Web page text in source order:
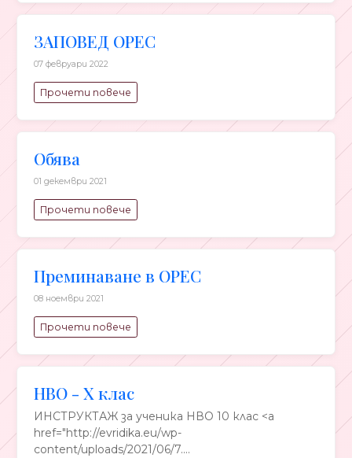
ЗАПОВЕД ОРЕС
07 февруари 2022
Прочети повече
Обява
01 декември 2021
Прочети повече
Преминаване в ОРЕС
08 ноември 2021
Прочети повече
НВО - X клас
ИНСТРУКТАЖ за ученика НВО 10 клас <a
href="http://evridika.eu/wp-
content/uploads/2021/06/7....